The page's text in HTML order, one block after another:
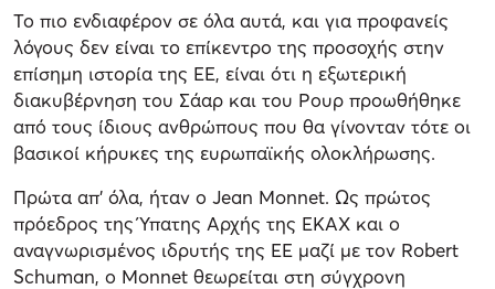
Το πιο ενδιαφέρον σε όλα αυτά, και για προφανείς
λόγους δεν είναι το επίκεντρο της προσοχής στην
επίσημη ιστορία της ΕΕ, είναι ότι η εξωτερική
διακυβέρνηση του Σάαρ και του Ρουρ προωθήθηκε
από τους ίδιους ανθρώπους που θα γίνονταν τότε οι
βασικοί κήρυκες της ευρωπαϊκής ολοκλήρωσης.
Πρώτα απ’ όλα, ήταν ο Jean Monnet. Ως πρώτος
πρόεδρος της Ύπατης Αρχής της ΕΚΑΧ και ο
αναγνωρισμένος ιδρυτής της ΕΕ μαζί με τον Robert
Schuman, ο Monnet θεωρείται στη σύγχρονη